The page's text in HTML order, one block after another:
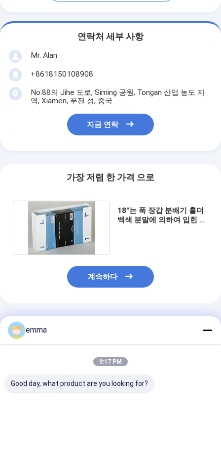
연락처 세부 사항
Mr. Alan
+8618150108908
No.88의 Jihe 도로, Siming 공원, Tongan 산업 농도 지
역, Xiamen, 푸젠 성, 중국
지금 연락
가장 저렴 한 가격 으로
18"는 폭 장갑 분배기 홀더
백색 분말에 의하여 입힌 금
계속하다
추천된 제품
emma
9:17 PM
Good day, what product are you looking for?